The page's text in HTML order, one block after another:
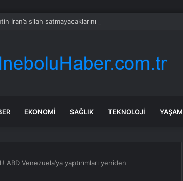
İran’a silah satmayacaklarını söyledi
EKONOMI SAĞLIK TEKNOLOJI YAŞAM
Venezuela’ya yaptırımları yeniden